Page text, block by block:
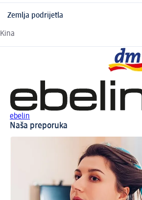
Zemlja podrijetla
Kina
ebelin
Naša preporuka